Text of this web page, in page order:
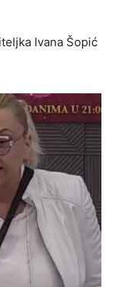
Ivana Šopić